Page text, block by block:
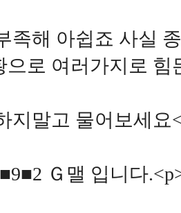
족해 아쉽죠 사실
으로 여러가지로
지말고 물어보세요
Ｇ맬 입니다